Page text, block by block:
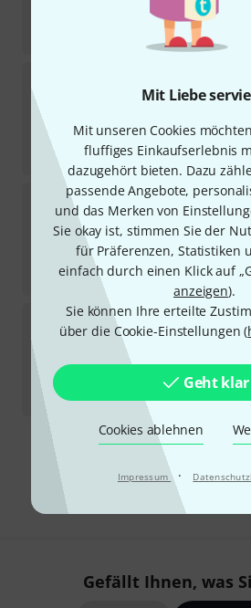
Mit Liebe
Mit unseren Cookies
fluffiges Einkaufserlebnis
dazugehört bieten. Dazu
passende Angebote,
und das Merken von
Sie okay ist, stimmen Sie der
für Präferenzen, Statistiken
einfach durch einen Klick auf
anzeigen).
Sie können Ihre erteilte
über die Cookie-Einstellungen (
Geht klar
Cookies ablehnen
Impressum ·
UVP:121,22
1
75€
UVP:96,76 €
-22%
Grover Pro Percussion
Sofort lieferbar
75€
UVP:93,42 €
-20%
Grover Pro Percussion
3
Lieferbar in mehreren
Kostenloser Versand ab
Alle Preise inkl.
Gefällt Ihnen, was